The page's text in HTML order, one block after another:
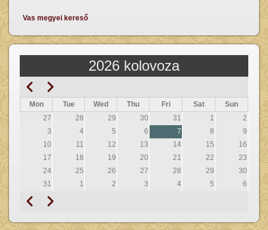
Vas megyei kereső
2026 kolovoza
Pagination
PrethodnaSljedeći
Mon Tue Wed Thu Fri Sat
Sun
27
28 29 30 31 1
2
3
4 5 6 7 8
9
10
11 12 13 14 15
16
17
18 19 20 21 22
23
24
25 26 27 28 29
30
31
1 2 3 4 5 6
Pagination
PrethodnaSljedeći